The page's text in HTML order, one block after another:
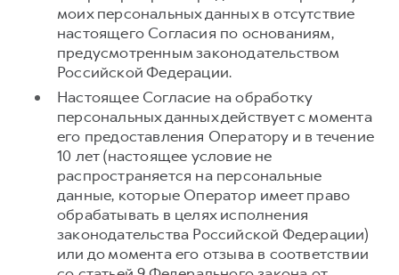
моих персональных данных в отсутствие
настоящего Согласия по основаниям,
предусмотренным законодательством
Российской Федерации.
Настоящее Согласие на обработку
персональных данных действует с момента
его предоставления Оператору и в течение
10 лет (настоящее условие не
распространяется на персональные
данные, которые Оператор имеет право
обрабатывать в целях исполнения
законодательства Российской Федерации)
или до момента его отзыва в соответствии